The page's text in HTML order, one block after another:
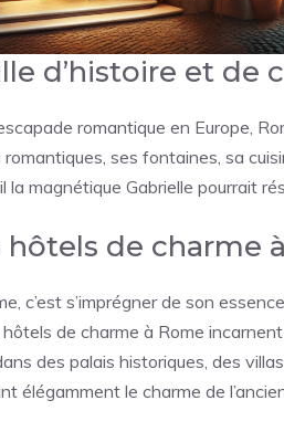
d’histoire et de
romantique en Europe,
ses fontaines, sa
la magnétique Gabrielle pourrait
hôtels de charme
c’est s’imprégner de son
de charme à Rome
des palais historiques, des
élégamment le charme de